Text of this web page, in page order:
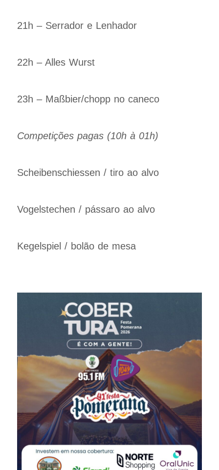
21h – Serrador e Lenhador
22h – Alles Wurst
23h – Maßbier/chopp no caneco
Competições pagas (10h à 01h)
Scheibenschiessen / tiro ao alvo
Vogelstechen / pássaro ao alvo
Kegelspiel / bolão de mesa